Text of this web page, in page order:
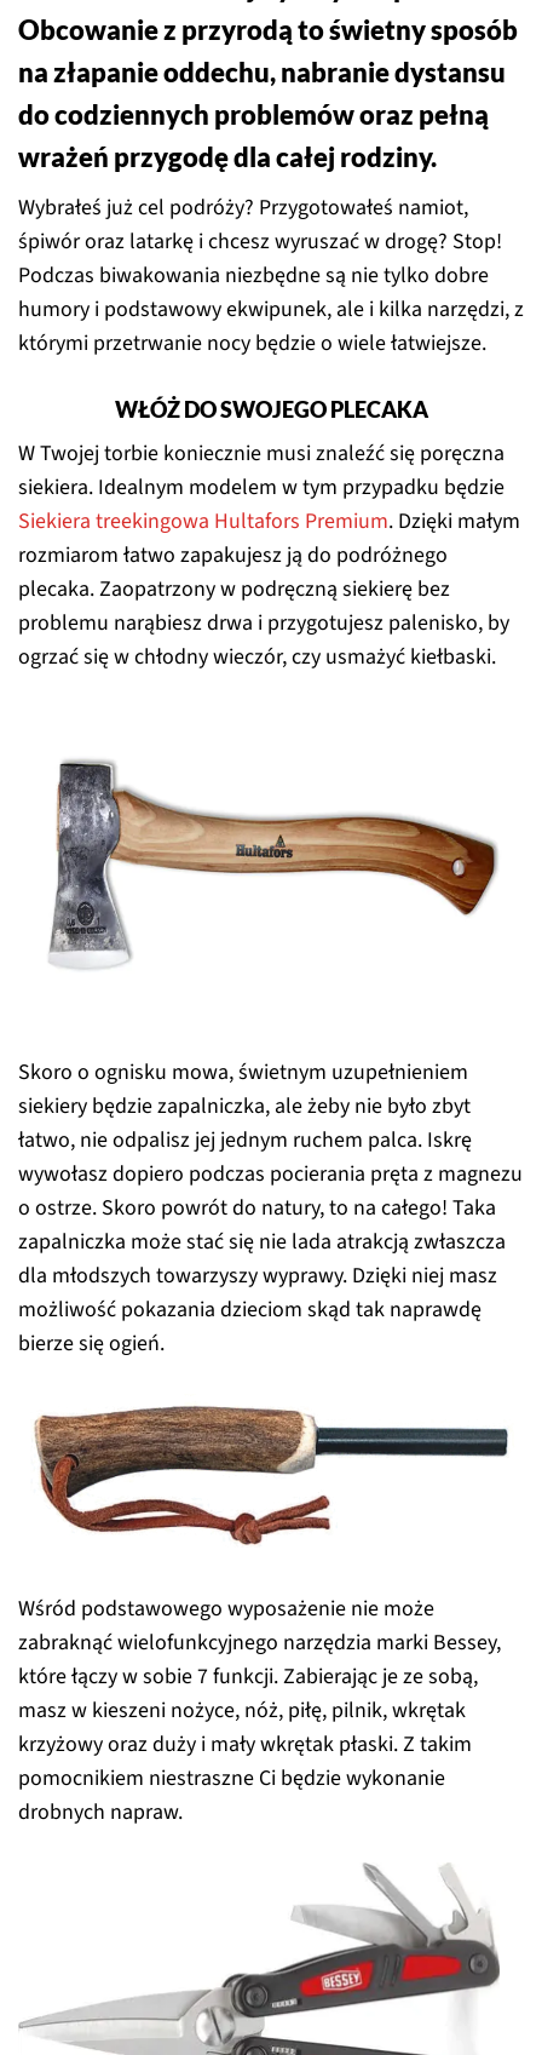
Obcowanie z przyrodą to świetny sposób
na złapanie oddechu, nabranie dystansu
do codziennych problemów oraz pełną
wrażeń przygodę dla całej rodziny.
Wybrałeś już cel podróży? Przygotowałeś namiot,
śpiwór oraz latarkę i chcesz wyruszać w drogę? Stop!
Podczas biwakowania niezbędne są nie tylko dobre
humory i podstawowy ekwipunek, ale i kilka narzędzi, z
którymi przetrwanie nocy będzie o wiele łatwiejsze.
WŁÓŻ DO SWOJEGO PLECAKA
W Twojej torbie koniecznie musi znaleźć się poręczna
siekiera. Idealnym modelem w tym przypadku będzie
Siekiera treekingowa Hultafors Premium. Dzięki małym
rozmiarom łatwo zapakujesz ją do podróżnego
plecaka. Zaopatrzony w podręczną siekierę bez
problemu narąbiesz drwa i przygotujesz palenisko, by
ogrzać się w chłodny wieczór, czy usmażyć kiełbaski.
Skoro o ognisku mowa, świetnym uzupełnieniem
siekiery będzie zapalniczka, ale żeby nie było zbyt
łatwo, nie odpalisz jej jednym ruchem palca. Iskrę
wywołasz dopiero podczas pocierania pręta z magnezu
o ostrze. Skoro powrót do natury, to na całego! Taka
zapalniczka może stać się nie lada atrakcją zwłaszcza
dla młodszych towarzyszy wyprawy. Dzięki niej masz
możliwość pokazania dzieciom skąd tak naprawdę
bierze się ogień.
Wśród podstawowego wyposażenie nie może
zabraknąć wielofunkcyjnego narzędzia marki Bessey,
które łączy w sobie 7 funkcji. Zabierając je ze sobą,
masz w kieszeni nożyce, nóż, piłę, pilnik, wkrętak
krzyżowy oraz duży i mały wkrętak płaski. Z takim
pomocnikiem niestraszne Ci będzie wykonanie
drobnych napraw.